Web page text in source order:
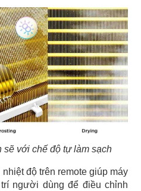
sẽ với chế độ tự làm sạch
độ trên remote giúp máy
người dùng để điều chỉnh